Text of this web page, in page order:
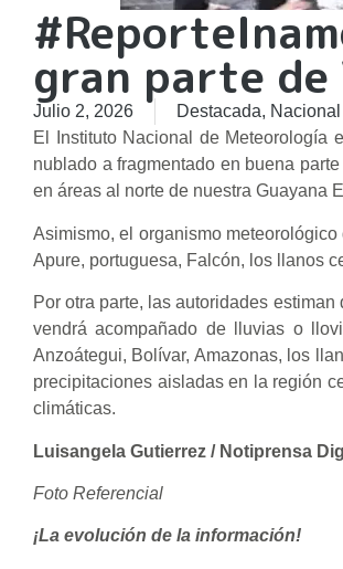
gran parte de
Julio 2, 2026 Destacada, Nacional
El Instituto Nacional de Meteorología
nublado a fragmentado en buena
en áreas al norte de nuestra Guayana
Asimismo, el organismo
Apure, portuguesa, Falcón, los llanos
Por otra parte, las autoridades
vendrá acompañado de lluvias o
Anzoátegui, Bolívar, Amazonas, los
precipitaciones aisladas en la región
climáticas.
Luisangela Gutierrez / Notiprensa
Foto Referencial
¡La evolución de la información!